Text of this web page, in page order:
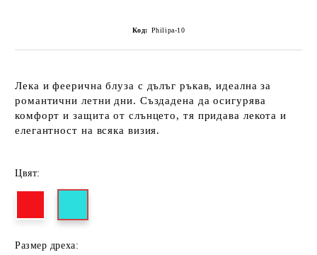
Код: Philipa-10
Лека и феерична блуза с дълъг ръкав, идеална за
романтични летни дни. Създадена да осигурява
комфорт и защита от слънцето, тя придава лекота и
елегантност на всяка визия.
Цвят:
Размер дреха: